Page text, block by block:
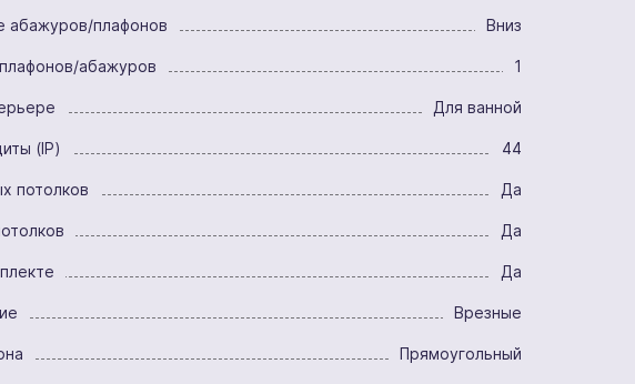
абажуров/плафонов Вниз
абажуров 1
Для ванной
(IP) 44
потолков Да
Да
Да
Врезные
Прямоугольный